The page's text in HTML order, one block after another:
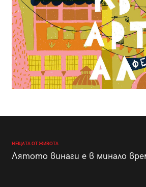
НЕЩАТА ОТ ЖИВОТА
Лятото винаги е в минало